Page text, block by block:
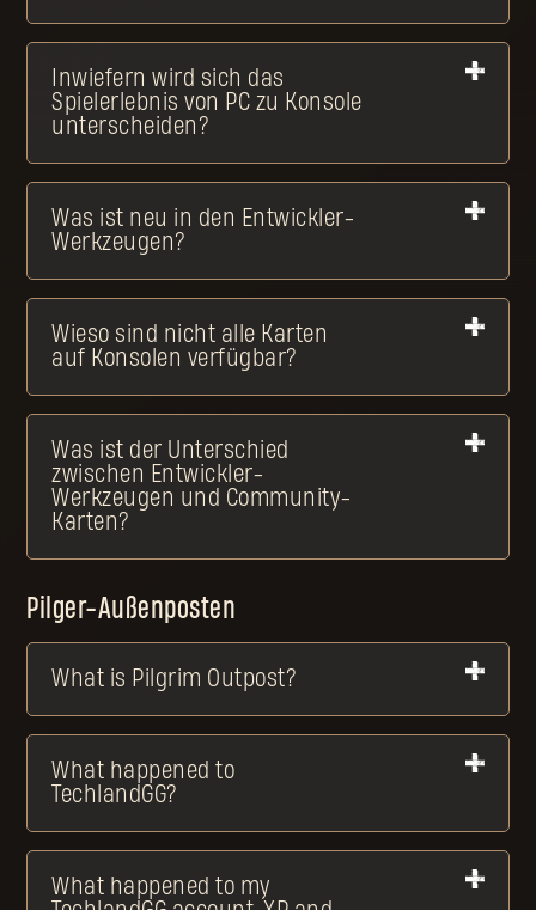
Inwiefern wird sich das
Spielerlebnis von PC zu Konsole
unterscheiden?
Was ist neu in den Entwickler-
Werkzeugen?
Wieso sind nicht alle Karten
auf Konsolen verfügbar?
Was ist der Unterschied
zwischen Entwickler-
Werkzeugen und Community-
Karten?
Pilger-Außenposten
What is Pilgrim Outpost?
What happened to
TechlandGG?
What happened to my